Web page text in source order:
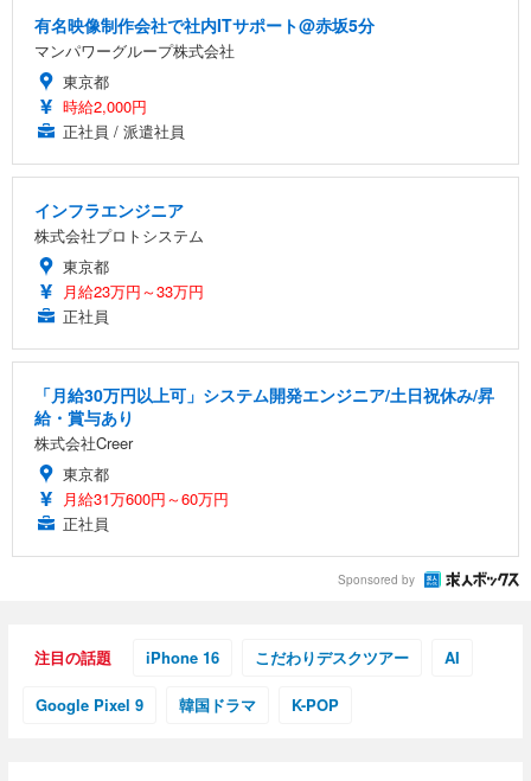
有名映像制作会社で社内ITサポート@赤坂5分
マンパワーグループ株式会社
東京都
時給2,000円
正社員 / 派遣社員
インフラエンジニア
株式会社プロトシステム
東京都
月給23万円～33万円
正社員
「月給30万円以上可」システム開発エンジニア/土日祝休み/昇
給・賞与あり
株式会社Creer
東京都
月給31万600円～60万円
正社員
Sponsored by
注目の話題 iPhone 16 こだわりデスクツアー AI
Google Pixel 9 韓国ドラマ K-POP